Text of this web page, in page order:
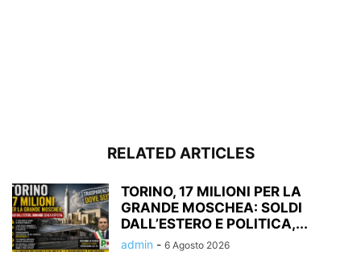
RELATED ARTICLES
TORINO, 17 MILIONI PER LA
GRANDE MOSCHEA: SOLDI
DALL’ESTERO E POLITICA,...
admin - 6 Agosto 2026